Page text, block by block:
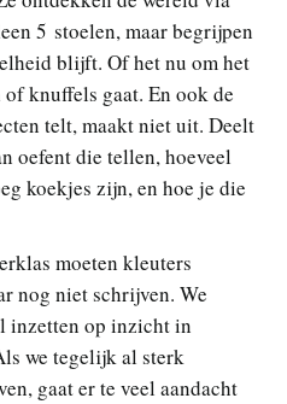
5 stoelen, maar begrijpen
blijft. Of het nu om het
knuffels gaat. En ook de
telt, maakt niet uit. Deelt
oefent die tellen, hoeveel
koekjes zijn, en hoe je die
moeten kleuters
nog niet schrijven. We
inzetten op inzicht in
we tegelijk al sterk
gaat er te veel aandacht